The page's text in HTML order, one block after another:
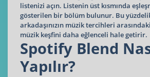
listenizi açın. Listenin üst kısmında
gösterilen bir bölüm bulunur. Bu
arkadaşınızın müzik tercihleri
müzik keşfini daha eğlenceli hale getirir.
Spotify Blend
Yapılır?